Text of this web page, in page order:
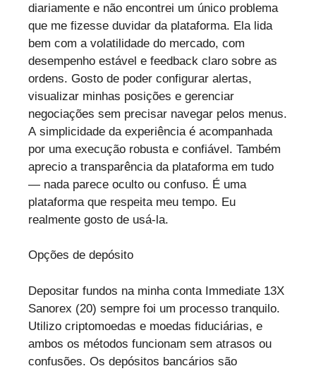
diariamente e não encontrei um único problema
que me fizesse duvidar da plataforma. Ela lida
bem com a volatilidade do mercado, com
desempenho estável e feedback claro sobre as
ordens. Gosto de poder configurar alertas,
visualizar minhas posições e gerenciar
negociações sem precisar navegar pelos menus.
A simplicidade da experiência é acompanhada
por uma execução robusta e confiável. Também
aprecio a transparência da plataforma em tudo
— nada parece oculto ou confuso. É uma
plataforma que respeita meu tempo. Eu
realmente gosto de usá-la.
Opções de depósito
Depositar fundos na minha conta Immediate 13X
Sanorex (20) sempre foi um processo tranquilo.
Utilizo criptomoedas e moedas fiduciárias, e
ambos os métodos funcionam sem atrasos ou
confusões. Os depósitos bancários são